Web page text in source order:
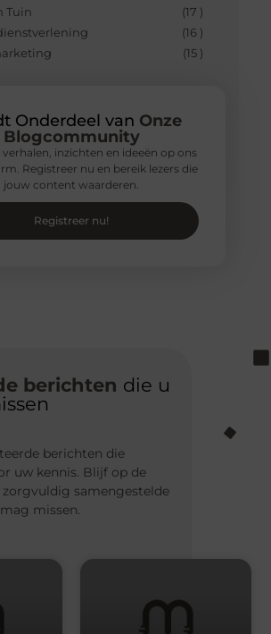
Tuin
(17 )
(16 )
(15 )
Onderdeel van Onze
Blogcommunity
inzichten en ideeën op ons
Registreer nu en bereik lezers die
jouw content waarderen.
Registreer nu!
berichten die u
berichten die
uw kennis. Blijf op de
samengestelde
missen.